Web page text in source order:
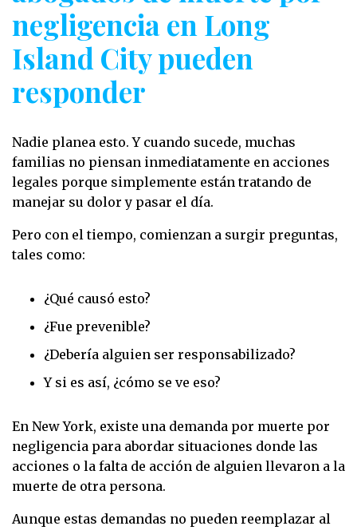
negligencia en Long
Island City pueden
responder
Nadie planea esto. Y cuando sucede, muchas
familias no piensan inmediatamente en acciones
legales porque simplemente están tratando de
manejar su dolor y pasar el día.
Pero con el tiempo, comienzan a surgir preguntas,
tales como:
¿Qué causó esto?
¿Fue prevenible?
¿Debería alguien ser responsabilizado?
Y si es así, ¿cómo se ve eso?
En New York, existe una demanda por muerte por
negligencia para abordar situaciones donde las
acciones o la falta de acción de alguien llevaron a la
muerte de otra persona.
Aunque estas demandas no pueden reemplazar al